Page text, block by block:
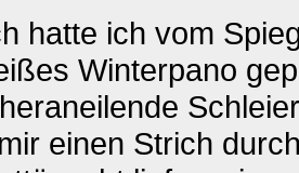
hatte ich vom
Winterpano
einen Strich